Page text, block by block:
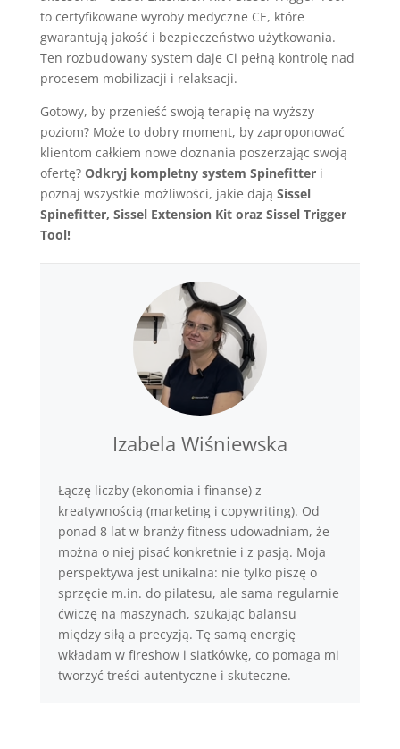
to certyfikowane wyroby medyczne CE, które
gwarantują jakość i bezpieczeństwo użytkowania.
Ten rozbudowany system daje Ci pełną kontrolę nad
procesem mobilizacji i relaksacji.
Gotowy, by przenieść swoją terapię na wyższy
poziom? Może to dobry moment, by zaproponować
klientom całkiem nowe doznania poszerzając swoją
ofertę? Odkryj kompletny system Spinefitteri
poznaj wszystkie możliwości, jakie dają Sissel
Spinefitter, Sissel Extension Kit oraz Sissel Trigger
Tool!
Izabela Wiśniewska
Łączę liczby (ekonomia i finanse) z
kreatywnością (marketing i copywriting). Od
ponad 8 lat w branży fitness udowadniam, że
można o niej pisać konkretnie i z pasją. Moja
perspektywa jest unikalna: nie tylko piszę o
sprzęcie m.in. do pilatesu, ale sama regularnie
ćwiczę na maszynach, szukając balansu
między siłą a precyzją. Tę samą energię
wkładam w fireshow i siatkówkę, co pomaga mi
tworzyć treści autentyczne i skuteczne.